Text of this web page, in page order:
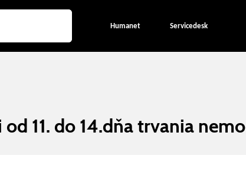
Humanet Servicedesk
11. do 14.dňa trvania